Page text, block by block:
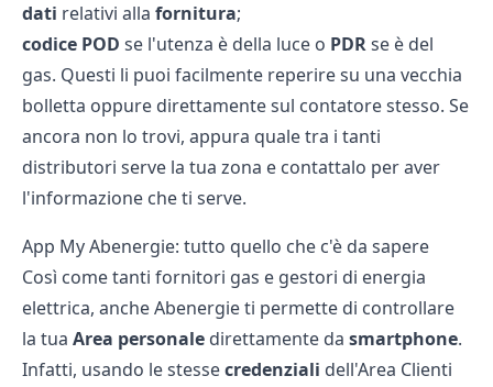
dati relativi alla fornitura;
codice POD se l'utenza è della luce o PDRse è del
gas. Questi li puoi facilmente reperire su una vecchia
bolletta oppure direttamente sul contatore stesso. Se
ancora non lo trovi, appura quale tra i tanti
distributori serve la tua zona e contattalo per aver
l'informazione che ti serve.
App My Abenergie: tutto quello che c'è da sapere
Così come tanti fornitori gas e gestori di energia
elettrica, anche Abenergie ti permette di controllare
la tua Area personale direttamente da smartphone.
Infatti, usando le stessecredenziali dell'Area Clienti